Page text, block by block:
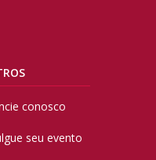
conosco
seu evento